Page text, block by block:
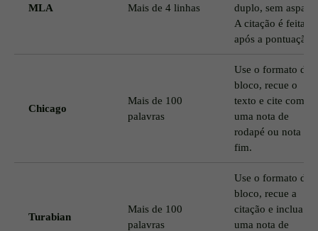
MLA Mais de 4 linhas
duplo, sem aspas.
A citação é feita
após a pontuação.
Chicago
Mais de 100
palavras
Use o formato de
bloco, recue o
texto e cite com
uma nota de
rodapé ou nota de
fim.
Turabian
Mais de 100
palavras
Use o formato de
bloco, recue a
citação e inclua
uma nota de